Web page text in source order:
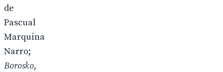
de
Pascual
Marquina
Narro;
Borosko,